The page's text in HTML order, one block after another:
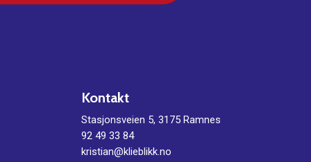
Kontakt
Stasjonsveien 5, 3175 Ramnes
92 49 33 84
kristian@klieblikk.no